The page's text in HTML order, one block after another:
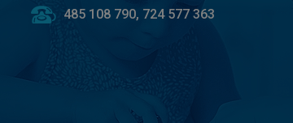
485 108 790, 724 577 363